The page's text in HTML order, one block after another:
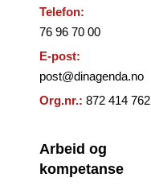
Telefon:
76 96 70 00
E-post:
post@dinagenda.no
Org.nr.: 872 414 762
Arbeid og
kompetanse